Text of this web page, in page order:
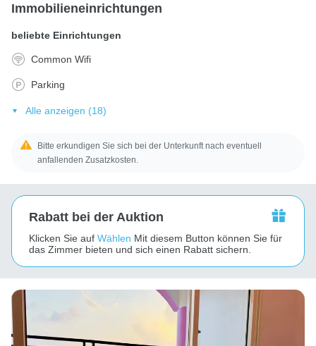
Immobilieneinrichtungen
beliebte Einrichtungen
Common Wifi
Parking
Alle anzeigen (18)
Bitte erkundigen Sie sich bei der Unterkunft nach eventuell
anfallenden Zusatzkosten.
Rabatt bei der Auktion
Klicken Sie auf Wählen Mit diesem Button können Sie für
das Zimmer bieten und sich einen Rabatt sichern.